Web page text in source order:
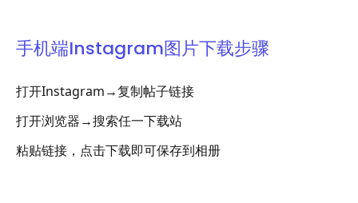
手机端Instagram图片下载步骤
打开Instagram→复制帖子链接
打开浏览器→搜索任一下载站
粘贴链接，点击下载即可保存到相册